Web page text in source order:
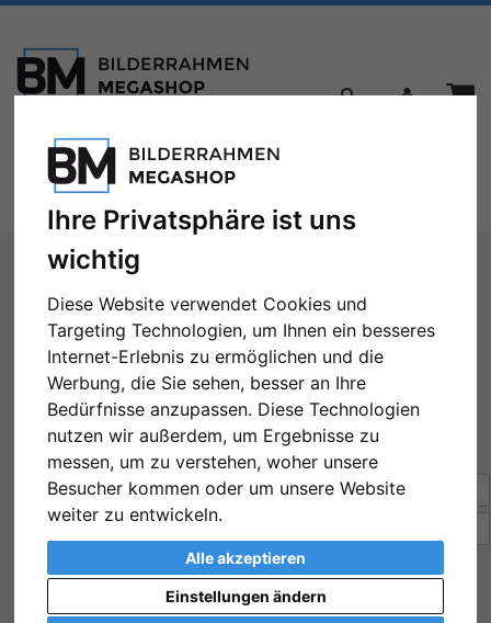
Ihre Privatsphäre ist uns
wichtig
Diese Website verwendet Cookies und
Targeting Technologien, um Ihnen ein besseres
Internet-Erlebnis zu ermöglichen und die
Werbung, die Sie sehen, besser an Ihre
Bedürfnisse anzupassen. Diese Technologien
nutzen wir außerdem, um Ergebnisse zu
messen, um zu verstehen, woher unsere
Besucher kommen oder um unsere Website
weiter zu entwickeln.
Alle akzeptieren
Einstellungen ändern
Toggle
navigation
Menü
Sie sind hier: Bilderrahmen
Holzrahmen
Alle Filter zurücksetzen
Format: 60x70
Sortierung:Preis